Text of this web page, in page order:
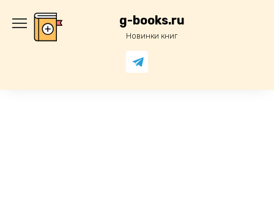
содержанию
g-books.ru
Новинки книг